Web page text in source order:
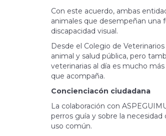
Con este acuerdo, ambas
animales que desempeñan una
discapacidad visual.
Desde el Colegio de
animal y salud pública, pero
veterinarias al día es mucho
que acompaña.
Concienciacón ciudadana
La colaboración con
perros guía y sobre la
uso común.